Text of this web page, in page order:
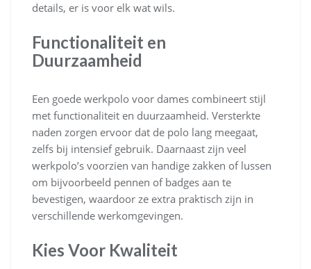
details, er is voor elk wat wils.
Functionaliteit en
Duurzaamheid
Een goede werkpolo voor dames combineert stijl
met functionaliteit en duurzaamheid. Versterkte
naden zorgen ervoor dat de polo lang meegaat,
zelfs bij intensief gebruik. Daarnaast zijn veel
werkpolo’s voorzien van handige zakken of lussen
om bijvoorbeeld pennen of badges aan te
bevestigen, waardoor ze extra praktisch zijn in
verschillende werkomgevingen.
Kies Voor Kwaliteit